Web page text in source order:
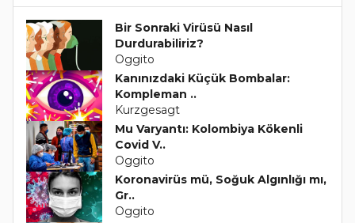
Bir Sonraki Virüsü Nasıl
Durdurabiliriz?
Oggito
Kanınızdaki Küçük Bombalar:
Kompleman ..
Kurzgesagt
Mu Varyantı: Kolombiya Kökenli
Covid V..
Oggito
Koronavirüs mü, Soğuk Algınlığı mı,
Gr..
Oggito